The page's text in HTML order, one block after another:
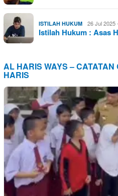
ISTILAH HUKUM 26 Jul 2025
Istilah Hukum : Asas
AL HARIS WAYS –
HARIS